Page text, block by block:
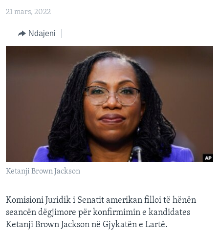
tek
BOTA
MJEDISI
SHKENCË DHE TEKNOLOGJI
FOLLOW US
21 mars, 2022
Ndajeni
Ketanji Brown Jackson
Komisioni Juridik i Senatit amerikan filloi të hënën
seancën dëgjimore për konfirmimin e kandidates
Ketanji Brown Jackson në Gjykatën e Lartë.